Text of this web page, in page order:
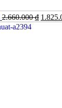
2.660.000₫